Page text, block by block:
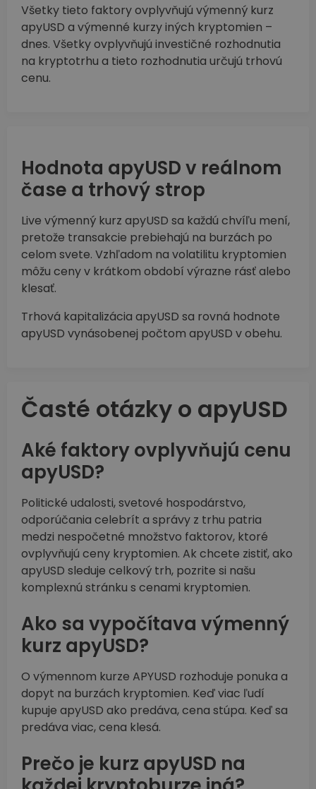
Všetky tieto faktory ovplyvňujú výmenný kurz
apyUSD a výmenné kurzy iných kryptomien –
dnes. Všetky ovplyvňujú investičné rozhodnutia
na kryptotrhu a tieto rozhodnutia určujú trhovú
cenu.
Hodnota apyUSD v reálnom
čase a trhový strop
Live výmenný kurz apyUSD sa každú chvíľu mení,
pretože transakcie prebiehajú na burzách po
celom svete. Vzhľadom na volatilitu kryptomien
môžu ceny v krátkom období výrazne rásť alebo
klesať.
Trhová kapitalizácia apyUSD sa rovná hodnote
apyUSD vynásobenej počtom apyUSD v obehu.
Časté otázky o apyUSD
Aké faktory ovplyvňujú cenu
apyUSD?
Politické udalosti, svetové hospodárstvo,
odporúčania celebrít a správy z trhu patria
medzi nespočetné množstvo faktorov, ktoré
ovplyvňujú ceny kryptomien. Ak chcete zistiť, ako
apyUSD sleduje celkový trh, pozrite si našu
komplexnú stránku s cenami kryptomien.
Ako sa vypočítava výmenný
kurz apyUSD?
O výmennom kurze APYUSD rozhoduje ponuka a
dopyt na burzách kryptomien. Keď viac ľudí
kupuje apyUSD ako predáva, cena stúpa. Keď sa
predáva viac, cena klesá.
Prečo je kurz apyUSD na